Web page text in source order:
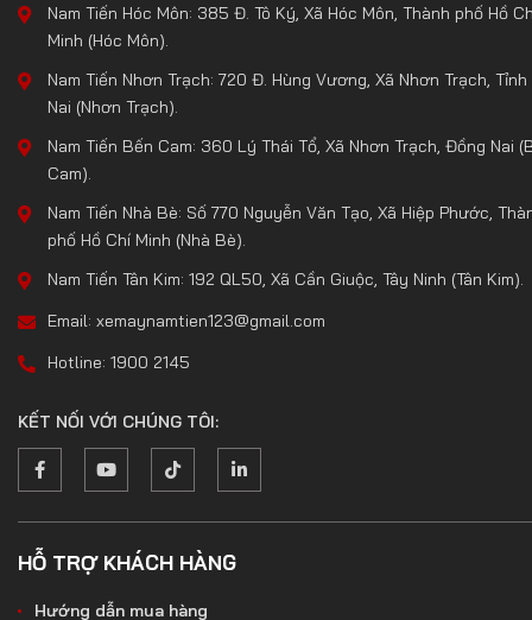
Nam Tiến Hóc Môn: 385 Đ. Tô Ký, Xã Hóc Môn, Thành phố Hồ
Minh (Hóc Môn).
Nam Tiến Nhơn Trạch: 720 Đ. Hùng Vương, Xã Nhơn Trạch,
Nai (Nhơn Trạch).
Nam Tiến Bến Cam: 360 Lý Thái Tổ, Xã Nhơn Trạch, Đồng Nai
Cam).
Nam Tiến Nhà Bè: Số 770 Nguyễn Văn Tạo, Xã Hiệp Phước,
phố Hồ Chí Minh (Nhà Bè).
Nam Tiến Tân Kim: 192 QL50, Xã Cần Giuộc, Tây Ninh (Tân Kim).
Email: xemaynamtien123@gmail.com
Hotline: 1900 2145
KẾT NỐI VỚI CHÚNG TÔI:
HỖ TRỢ KHÁCH HÀNG
Hướng dẫn mua hàng